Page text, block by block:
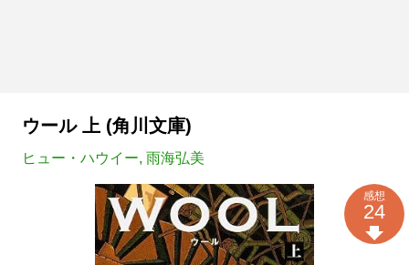
ウール 上 (角川文庫)
ヒュー・ハウイー, 雨海弘美
感想
24